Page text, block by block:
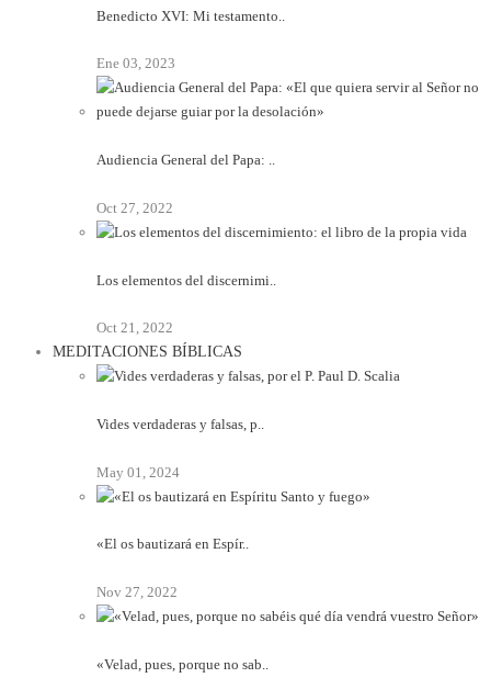
Benedicto XVI: Mi testamento..
Ene 03, 2023
Audiencia General del Papa: ..
Oct 27, 2022
Los elementos del discernimi..
Oct 21, 2022
MEDITACIONES BÍBLICAS
Vides verdaderas y falsas, p..
May 01, 2024
«El os bautizará en Espír..
Nov 27, 2022
«Velad, pues, porque no sab..